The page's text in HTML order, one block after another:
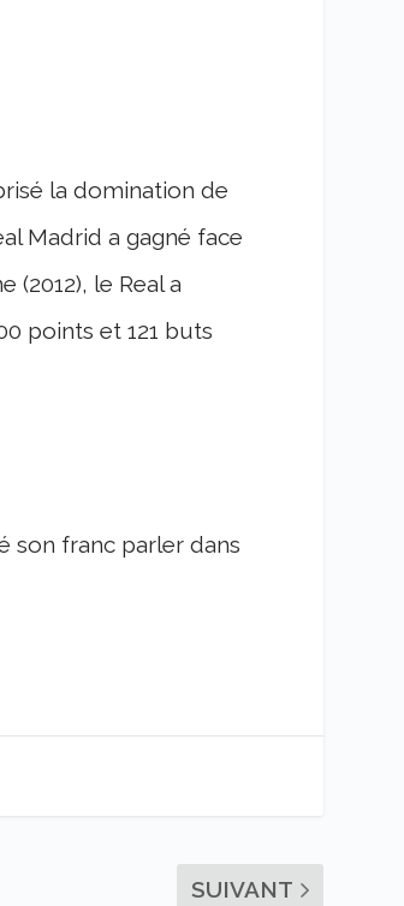
la domination de
Madrid a gagné face
(2012), le Real a
points et 121 buts
son franc parler dans
SUIVANT